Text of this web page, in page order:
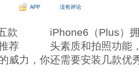
APP 没有评论
iPhone6（Plus）
头素质和拍照功能
威力，你还需要安装几款优